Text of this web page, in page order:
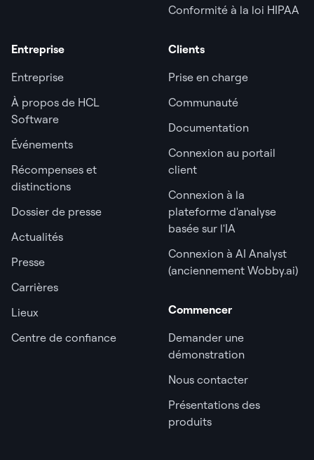
Conformité à la loi HIPAA
Entreprise
Entreprise
À propos de HCL
Software
Événements
Récompenses et
distinctions
Dossier de presse
Actualités
Presse
Carrières
Lieux
Centre de confiance
Clients
Prise en charge
Communauté
Documentation
Connexion au portail
client
Connexion à la
plateforme d'analyse
basée sur l'IA
Connexion à AI Analyst
(anciennement Wobby.ai)
Commencer
Demander une
démonstration
Nous contacter
Présentations des
produits